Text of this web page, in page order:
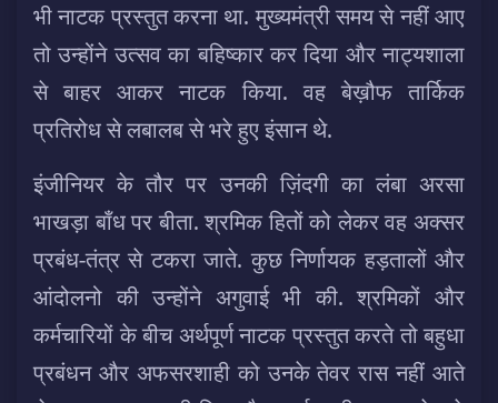
भी नाटक प्रस्तुत करना था. मुख्यमंत्री समय से नहीं आए
तो उन्होंने उत्सव का बहिष्कार कर दिया और नाट्यशाला
से बाहर आकर नाटक किया. वह बेख़ौफ तार्किक
प्रतिरोध से लबालब से भरे हुए इंसान थे.
इंजीनियर के तौर पर उनकी ज़िंदगी का लंबा अरसा
भाखड़ा बाँध पर बीता. श्रमिक हितों को लेकर वह अक्सर
प्रबंध-तंत्र से टकरा जाते. कुछ निर्णायक हड़तालों और
आंदोलनो की उन्होंने अगुवाई भी की. श्रमिकों और
कर्मचारियों के बीच अर्थपूर्ण नाटक प्रस्तुत करते तो बहुधा
प्रबंधन और अफसरशाही को उनके तेवर रास नहीं आते